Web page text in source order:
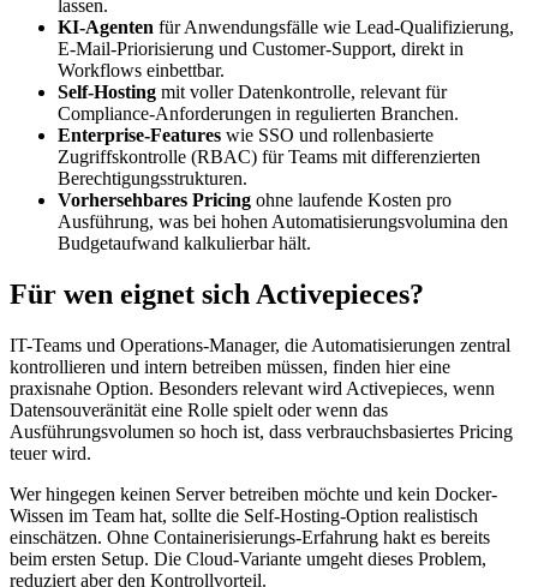
lassen.
KI-Agenten für Anwendungsfälle wie Lead-Qualifizierung,
E-Mail-Priorisierung und Customer-Support, direkt in
Workflows einbettbar.
Self-Hosting mit voller Datenkontrolle, relevant für
Compliance-Anforderungen in regulierten Branchen.
Enterprise-Features wie SSO und rollenbasierte
Zugriffskontrolle (RBAC) für Teams mit differenzierten
Berechtigungsstrukturen.
Vorhersehbares Pricing ohne laufende Kosten pro
Ausführung, was bei hohen Automatisierungsvolumina den
Budgetaufwand kalkulierbar hält.
Für wen eignet sich Activepieces?
IT-Teams und Operations-Manager, die Automatisierungen zentral
kontrollieren und intern betreiben müssen, finden hier eine
praxisnahe Option. Besonders relevant wird Activepieces, wenn
Datensouveränität eine Rolle spielt oder wenn das
Ausführungsvolumen so hoch ist, dass verbrauchsbasiertes Pricing
teuer wird.
Wer hingegen keinen Server betreiben möchte und kein Docker-
Wissen im Team hat, sollte die Self-Hosting-Option realistisch
einschätzen. Ohne Containerisierungs-Erfahrung hakt es bereits
beim ersten Setup. Die Cloud-Variante umgeht dieses Problem,
reduziert aber den Kontrollvorteil.